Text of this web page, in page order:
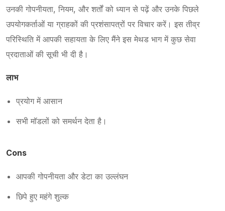
उनकी गोपनीयता, नियम, और शर्तों को ध्यान से पढ़ें और उनके पिछले
उपयोगकर्ताओं या ग्राहकों की प्रशंसापत्रों पर विचार करें। इस तीव्र
परिस्थिति में आपकी सहायता के लिए मैंने इस मेथड भाग में कुछ सेवा
प्रदाताओं की सूची भी दी है।
लाभ
प्रयोग में आसान
सभी मॉडलों को समर्थन देता है।
Cons
आपकी गोपनीयता और डेटा का उल्लंघन
छिपे हुए महंगे शुल्क